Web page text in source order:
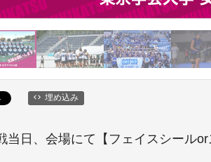
埋め込み
当日、会場にて【フェイスシール